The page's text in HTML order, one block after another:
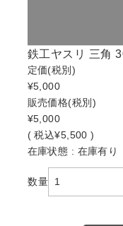
鉄工ヤスリ 三角
定価(税別)
¥5,000
販売価格(税別)
¥5,000
(税込¥5,500 )
在庫状態 : 在庫有り
数量